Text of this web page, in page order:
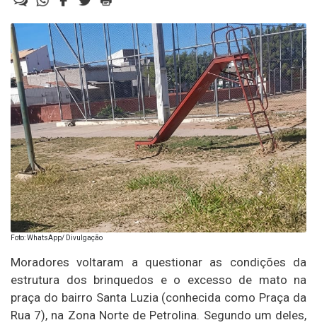
Foto: WhatsApp/ Divulgação
Moradores voltaram a questionar as condições da
estrutura dos brinquedos e o excesso de mato na
praça do bairro Santa Luzia (conhecida como Praça da
Rua 7), na Zona Norte de Petrolina. Segundo um deles,